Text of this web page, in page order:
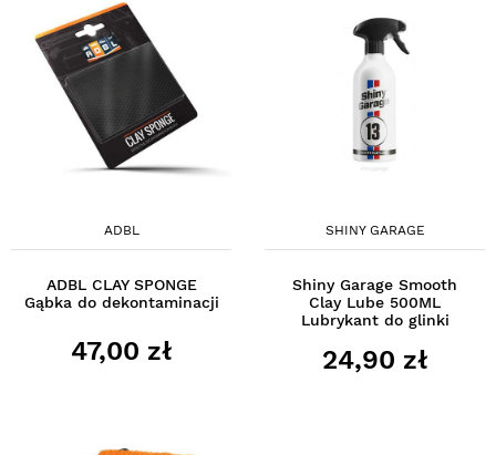
ADBL
ADBL CLAY SPONGE
Gąbka do dekontaminacji
47,00 zł
SHINY GARAGE
Shiny Garage Smooth
Clay Lube 500ML
Lubrykant do glinki
24,90 zł